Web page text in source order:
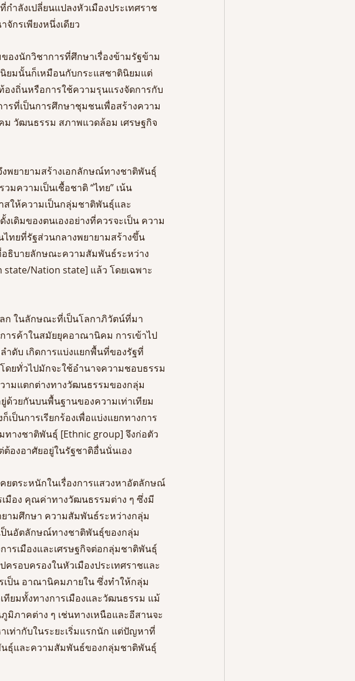
ำลังเปลี่ยนแปลงหัวเมืองประเทศราช
กรเพียงหนึ่งเดียว
งนักวิชาการที่ศึกษาเรื่องข้ามรัฐข้าม
นิยมนั้นก็เหมือนกับกระแสชาตินิยมแต่
องถิ่นหรือการใช้ความรุนแรงจัดการกับ
รที่เป็นการศึกษาชุมชนเพื่อสร้างความ
ม วัฒนธรรม สภาพแวดล้อม เศรษฐกิจ
ยายามสร้างเอกลักษณ์ทางชาติพันธุ์
ความเป็นเชื้อชาติ “ไทย” เน้น
สให้ความเป็นกลุ่มชาติพันธุ์และ
ดิมของตนเองอย่างที่ควรจะเป็น ความ
ทยที่รัฐส่วนกลางพยายามสร้างขึ้น
ธิบายลักษณะความสัมพันธ์ระหว่าง
Nation state] แล้ว โดยเฉพาะ
ก ในลักษณะที่เป็นโลกาภิวัตน์ที่มา
ารค้าในสมัยยุคอาณานิคม การเข้าไป
ดับ เกิดการแบ่งแยกพื้นที่ของรัฐที่
ดยทั่วไปมักจะใช้อำนาจความชอบธรรม
ามแตกต่างทางวัฒนธรรมของกลุ่ม
ด้วยกันบนพื้นฐานของความเท่าเทียม
ป็นการเรียกร้องเพื่อแบ่งแยกทางการ
ทางชาติพันธุ์ [Ethnic group] จึงก่อตัว
งอาศัยอยู่ในรัฐชาติอื่นนั่นเอง
ยตระหนักในเรื่องการแสวงหาอัตลักษณ์
มือง คุณค่าทางวัฒนธรรมต่าง ๆ ซึ่งมี
ามศึกษา ความสัมพันธ์ระหว่างกลุ่ม
นอัตลักษณ์ทางชาติพันธุ์ของกลุ่ม
ารเมืองและเศรษฐกิจต่อกลุ่มชาติพันธุ์
รอบครองในหัวเมืองประเทศราชและ
เป็น อาณานิคมภายใน ซึ่งทำให้กลุ่ม
ทียมทั้งทางการเมืองและวัฒนธรรม แม้
มิภาคต่าง ๆ เช่นทางเหนือและอีสานจะ
ท่ากับในระยะเริ่มแรกนัก แต่ปัญหาที่
นธุ์และความสัมพันธ์ของกลุ่มชาติพันธุ์